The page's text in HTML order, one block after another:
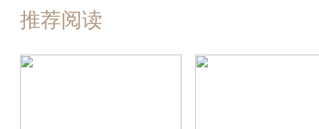
推荐阅读